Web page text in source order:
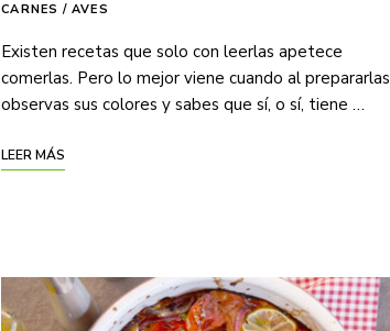
CARNES / AVES
Existen recetas que solo con leerlas apetece
comerlas. Pero lo mejor viene cuando al prepararlas
observas sus colores y sabes que sí, o sí, tiene …
LEER MÁS